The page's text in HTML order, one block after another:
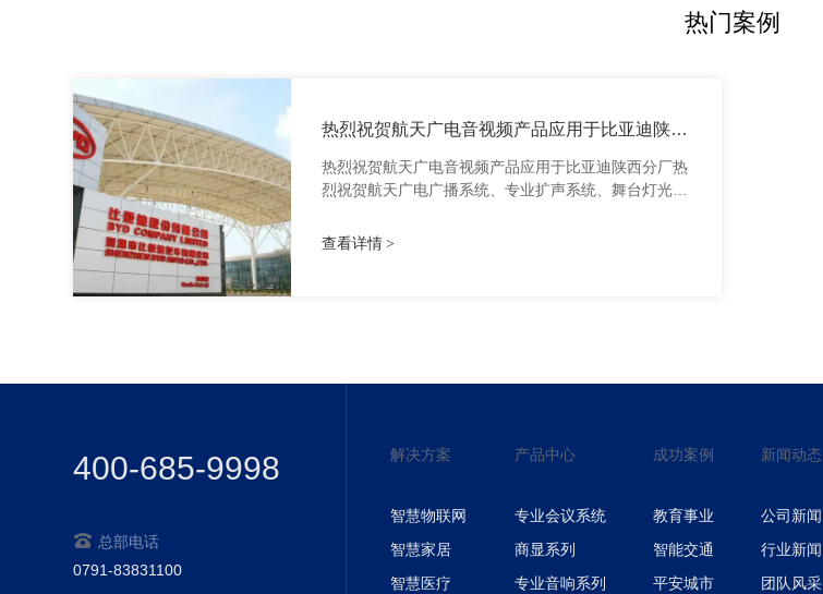
热门案例
热烈祝贺航天广电音视频产品应用于比亚迪陕西
热烈祝贺航天广电音视频产品应用于比亚迪陕西分厂热
烈祝贺航天广电广播系统、专业扩声系统、舞台灯光系
查看详情
400-685-9998
总部电话
0791-83831100
解决方案
智慧物联网
智慧家居
智慧医疗
产品中心
专业会议系统
商显系列
专业音响系列
成功案例
教育事业
智能交通
平安城市
新闻动态
公司新闻
行业新闻
团队风采